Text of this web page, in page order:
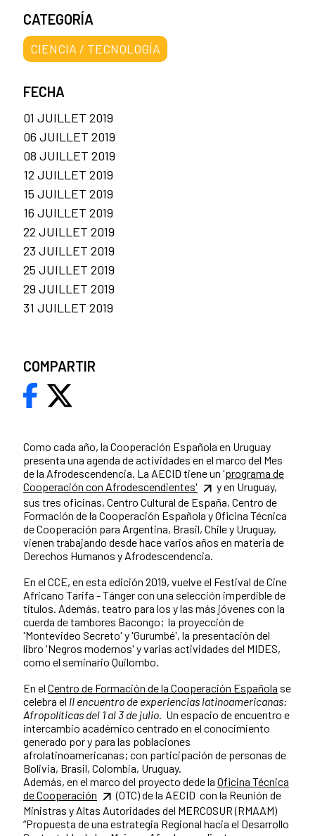
Como cada año, la Cooperación Española en Uruguay
presenta una agenda de actividades en el marco del Mes
de la Afrodescendencia. La AECID tiene un 'programa de
Cooperación con Afrodescendientes'
y en Uruguay,
sus tres oficinas, Centro Cultural de España, Centro de
Formación de la Cooperación Española y Oficina Técnica
de Cooperación para Argentina, Brasil, Chile y Uruguay,
vienen trabajando desde hace varios años en materia de
Derechos Humanos y Afrodescendencia.
En el CCE, en esta edición 2019, vuelve el Festival de Cine
Africano Tarifa - Tánger con una selección imperdible de
títulos. Además, teatro para los y las más jóvenes con la
cuerda de tambores Bacongo; la proyección de
'Montevideo Secreto' y 'Gurumbé', la presentación del
libro 'Negros modernos' y varias actividades del MIDES,
como el seminario Quilombo.
En el Centro de Formación de la Cooperación Española se
celebra el II encuentro de experiencias latinoamericanas:
Afropolíticas del 1 al 3 de julio. Un espacio de encuentro e
intercambio académico centrado en el conocimiento
generado por y para las poblaciones
afrolatinoamericanas; con participación de personas de
Bolivia, Brasil, Colombia, Uruguay.
Además, en el marco del proyecto dede la Oficina Técnica
de Cooperación
(OTC) de la AECID con la Reunión de
Ministras y Altas Autoridades del MERCOSUR (RMAAM)
“Propuesta de una estrategia Regional hacia el Desarrollo
CATEGORÍA
CIENCIA / TECNOLOGÍA
FECHA
01 JUILLET 2019
06 JUILLET 2019
08 JUILLET 2019
12 JUILLET 2019
15 JUILLET 2019
16 JUILLET 2019
22 JUILLET 2019
23 JUILLET 2019
25 JUILLET 2019
29 JUILLET 2019
31 JUILLET 2019
COMPARTIR